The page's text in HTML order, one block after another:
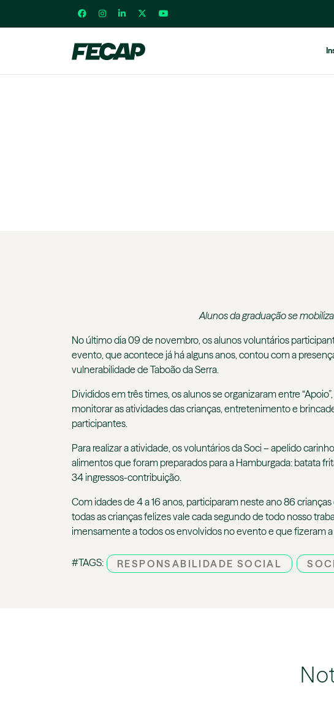
Alunos da graduação se
No último dia 09 de novembro, os alunos voluntários
evento, que acontece já há alguns anos, contou com a
vulnerabilidade de Taboão da Serra.
Divididos em três times, os alunos se organizaram entre
monitorar as atividades das crianças, entretenimento e
participantes.
Para realizar a atividade, os voluntários da Soci – apelido
alimentos que foram preparados para a Hamburgada: batata
34 ingressos-contribuição.
Com idades de 4 a 16 anos, participaram neste ano 86
todas as crianças felizes vale cada segundo de todo nosso
imensamente a todos os envolvidos no evento e que fizeram
#TAGS: RESPONSABILIDADE SOCIAL